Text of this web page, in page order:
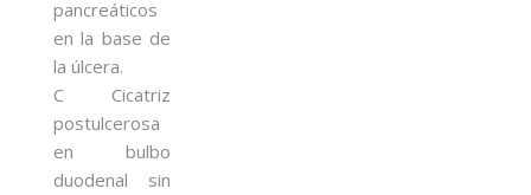
pancreáticos
en la base de
la úlcera.
C Cicatriz
postulcerosa
en bulbo
duodenal sin